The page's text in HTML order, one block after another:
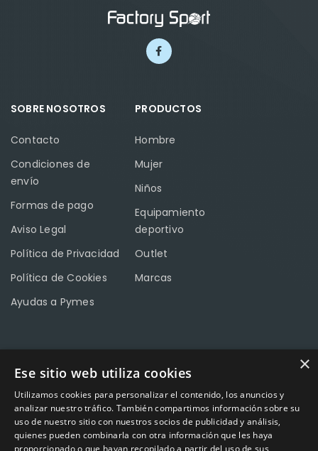
SOBRE NOSOTROS
Contacto
Condiciones de
envío
Formas de pago
Aviso Legal
Política de Privacidad
Política de Cookies
Ayudas a Pymes
PRODUCTOS
Hombre
Mujer
Niños
Equipamiento
deportivo
Outlet
Marcas
Calle Méndez Núñez nº3 – Fuente Palmera 14120 Córdoba
Teléfono957 04 96 57
Email info@factory-sport.es
×
Ese sitio web utiliza cookies
Utilizamos cookies para personalizar el contenido, los anuncios y
analizar nuestro tráfico. También compartimos información sobre su
uso de nuestro sitio con nuestros socios de publicidad y análisis,
quienes pueden combinarla con otra información que les haya
proporcionado o que hayan recopilado a partir del uso de sus